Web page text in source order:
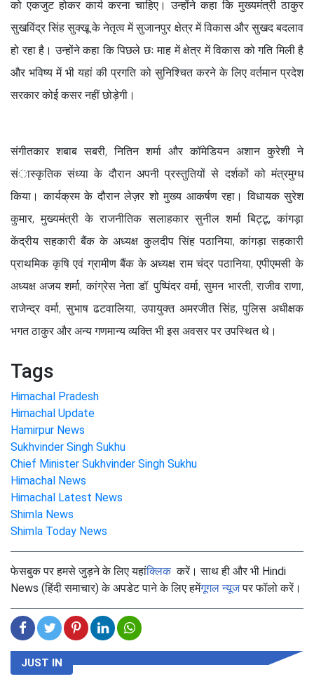
को एकजुट होकर कार्य करना चाहिए। उन्होंने कहा कि मुख्यमंत्री ठाकुर
सुखविंद्र सिंह सुक्खू के नेतृत्व में सुजानपुर क्षेत्र में विकास और सुखद बदलाव
हो रहा है। उन्होंने कहा कि पिछले छः माह में क्षेत्र में विकास को गति मिली है
और भविष्य में भी यहां की प्रगति को सुनिश्चित करने के लिए वर्तमान प्रदेश
सरकार कोई कसर नहीं छोड़ेगी।
संगीतकार शबाब सबरी, नितिन शर्मा और कॉमेडियन अशान कुरेशी ने
संास्कृतिक संध्या के दौरान अपनी प्रस्तुतियों से दर्शकों को मंत्रमुग्ध
किया। कार्यक्रम के दौरान लेज़र शो मुख्य आकर्षण रहा। विधायक सुरेश
कुमार, मुख्यमंत्री के राजनीतिक सलाहकार सुनील शर्मा बिट्टू, कांगड़ा
केंद्रीय सहकारी बैंक के अध्यक्ष कुलदीप सिंह पठानिया, कांगड़ा सहकारी
प्राथमिक कृषि एवं ग्रामीण बैंक के अध्यक्ष राम चंद्र पठानिया, एपीएमसी के
अध्यक्ष अजय शर्मा, कांग्रेस नेता डॉ. पुष्पिंदर वर्मा, सुमन भारती, राजीव राणा,
राजेन्द्र वर्मा, सुभाष ढटवालिया, उपायुक्त अमरजीत सिंह, पुलिस अधीक्षक
भगत ठाकुर और अन्य गणमान्य व्यक्ति भी इस अवसर पर उपस्थित थे।
Tags
Himachal Pradesh
Himachal Update
Hamirpur News
Sukhvinder Singh Sukhu
Chief Minister Sukhvinder Singh Sukhu
Himachal News
Himachal Latest News
Shimla News
Shimla Today News
फेसबुक पर हमसे जुड़ने के लिए यहांक्लिककरें। साथ ही और भी Hindi
News (हिंदी समाचार) के अपडेट पाने के लिए हमेंगूगल न्यूजपर फॉलो करें।
JUST IN